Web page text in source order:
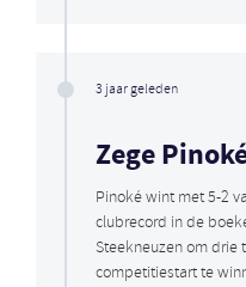
3 jaar geleden
Zege
Pinoké wint met 5-2
clubrecord in de
Steekneuzen om drie
competitiestart te